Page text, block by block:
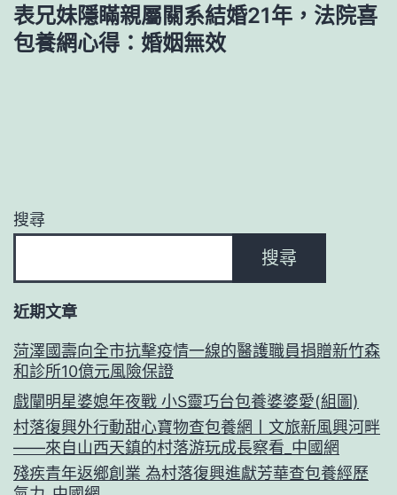
表兄妹隱瞞親屬關系結婚21年，法院喜
包養網心得：婚姻無效
搜尋
搜尋
近期文章
菏澤國壽向全市抗擊疫情一線的醫護職員捐贈新竹森
和診所10億元風險保證
戲闡明星婆媳年夜戰 小S靈巧台包養婆婆愛(組圖)
村落復興外行動甜心寶物查包養網丨文旅新風興河畔
——來自山西天鎮的村落游玩成長察看_中國網
殘疾青年返鄉創業 為村落復興進獻芳華查包養經歷